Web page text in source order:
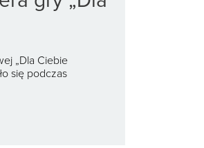
„Dla Ciebie
się podczas